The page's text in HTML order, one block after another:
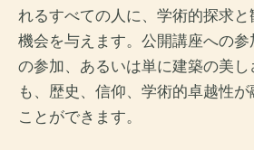
れるすべての人に、学術的探求
機会を与えます。公開講座への
の参加、あるいは単に建築の美
も、歴史、信仰、学術的卓越性
ことができます。